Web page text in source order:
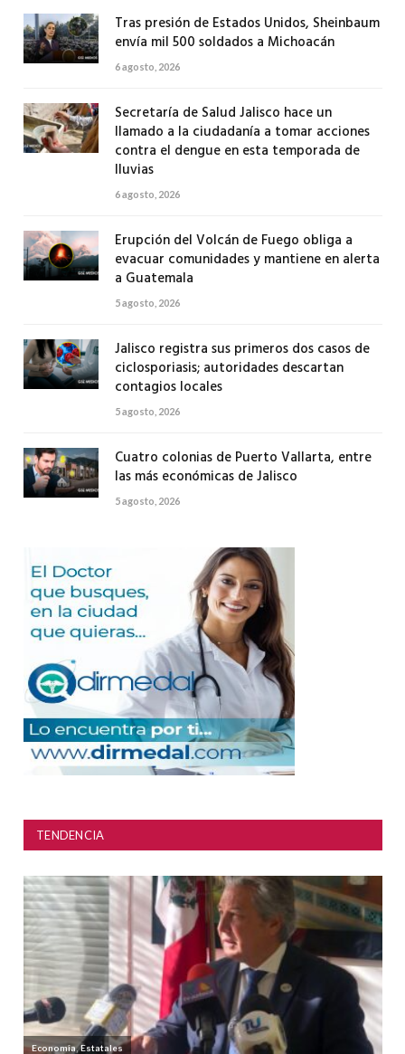
Tras presión de Estados Unidos, Sheinbaum
envía mil 500 soldados a Michoacán
6 agosto, 2026
Secretaría de Salud Jalisco hace un
llamado a la ciudadanía a tomar acciones
contra el dengue en esta temporada de
lluvias
6 agosto, 2026
Erupción del Volcán de Fuego obliga a
evacuar comunidades y mantiene en alerta
a Guatemala
5 agosto, 2026
Jalisco registra sus primeros dos casos de
ciclosporiasis; autoridades descartan
contagios locales
5 agosto, 2026
Cuatro colonias de Puerto Vallarta, entre
las más económicas de Jalisco
5 agosto, 2026
TENDENCIA